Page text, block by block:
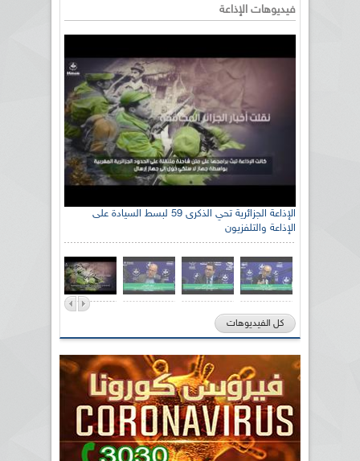
فيديوهات الإذاعة
الإذاعة الجزائرية تحي الذكرى 59 لبسط السيادة على
الإذاعة والتلفزيون
كل الفيديوهات